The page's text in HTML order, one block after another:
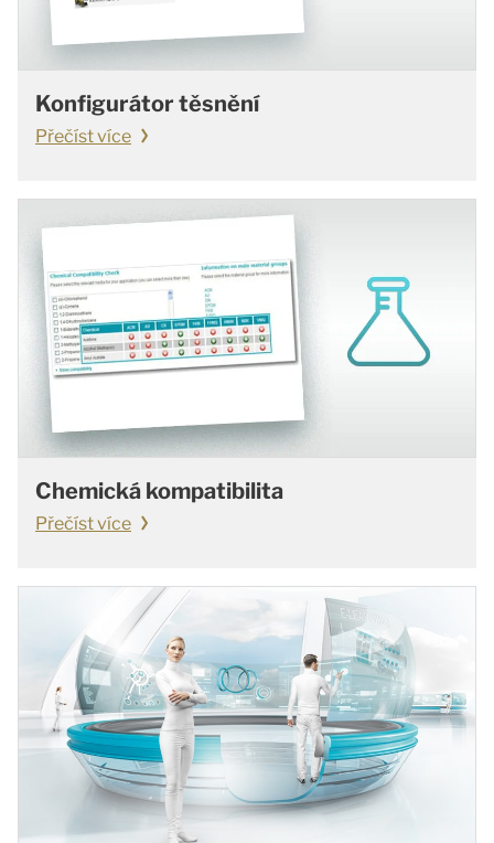
Konfigurátor těsnění
Přečíst více
Chemická kompatibilita
Přečíst více